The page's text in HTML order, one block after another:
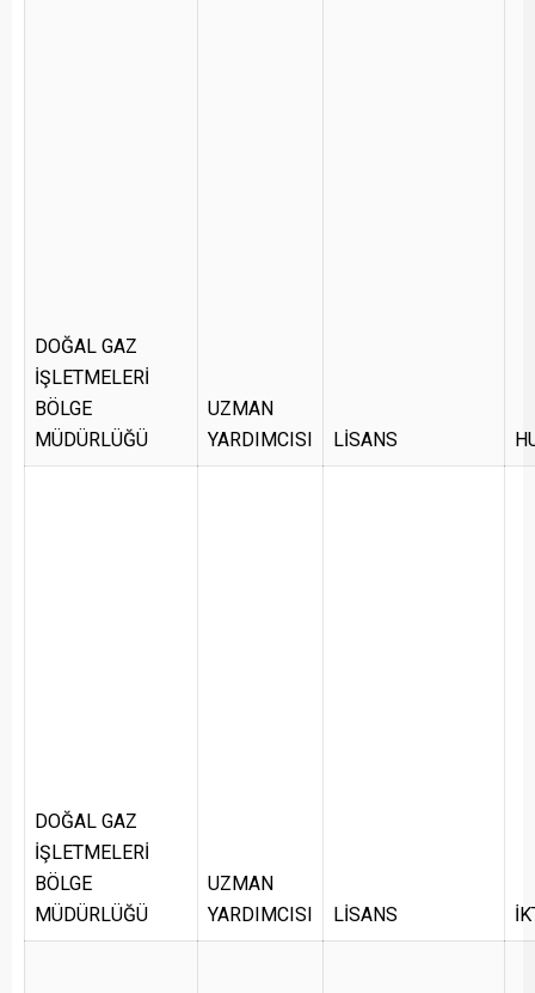
DOĞAL GAZ
İŞLETMELERİ
BÖLGE
MÜDÜRLÜĞÜ
UZMAN
YARDIMCISI
LİSANS
DOĞAL GAZ
İŞLETMELERİ
BÖLGE
MÜDÜRLÜĞÜ
UZMAN
YARDIMCISI
LİSANS